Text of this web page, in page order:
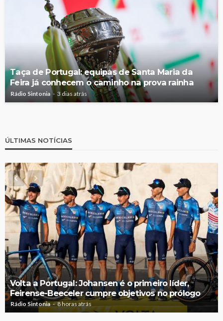
Taça de Portugal: equipas de Santa Maria da
Feira já conhecem o caminho na prova rainha
Rádio Sintonia 3 dias atrás
ÚLTIMAS NOTÍCIAS
Volta a Portugal: Johansen é o primeiro líder,
Feirense-Beeceler cumpre objetivos no prólogo
Rádio Sintonia 8 horas atrás